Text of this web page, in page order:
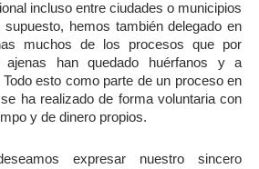
incluso entre ciudades o municipios
hemos también delegado en
muchos de los procesos que por
ajenas han quedado huérfanos y a
esto como parte de un proceso en
ha realizado de forma voluntaria con
y de dinero propios.
expresar nuestro sincero